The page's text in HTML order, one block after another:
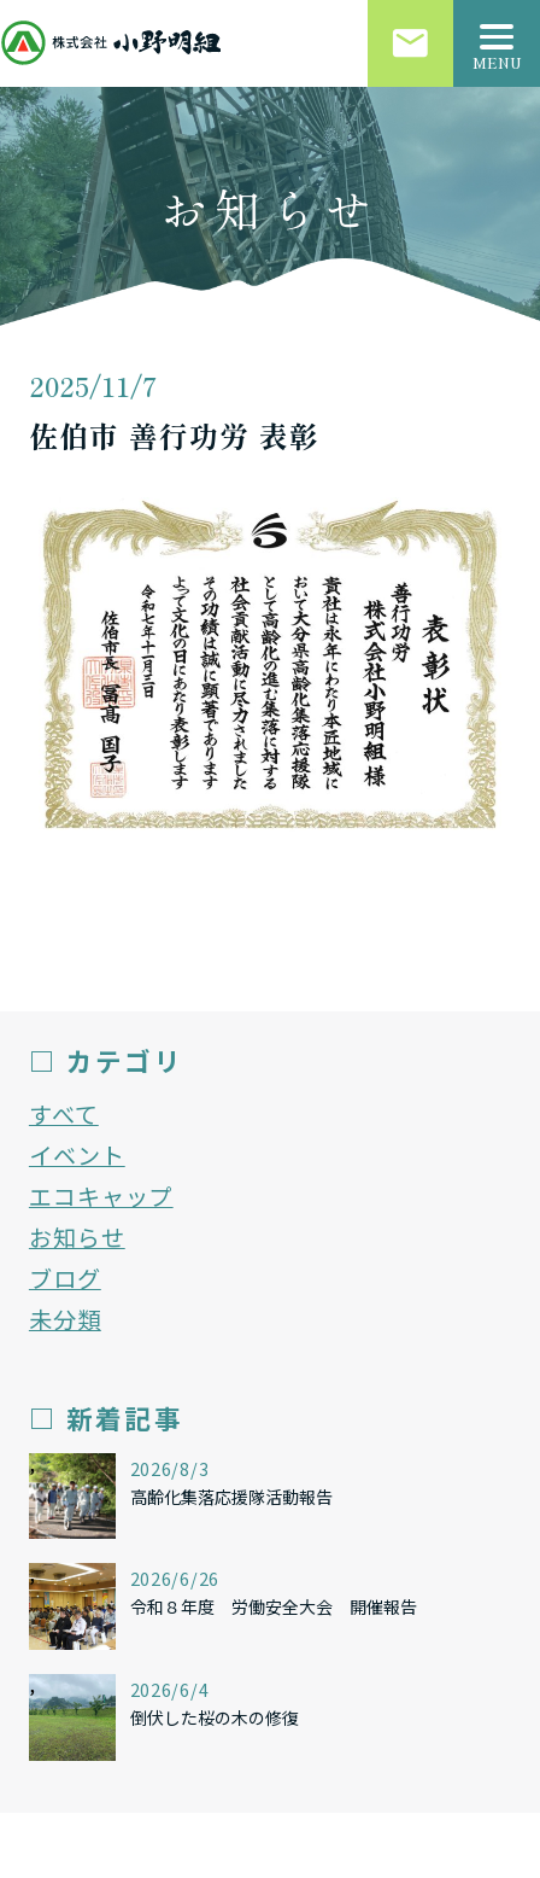
email MENU
お知らせ
2025/11/7
佐伯市 善行功労 表彰
□ カテゴリ
すべて
イベント
エコキャップ
お知らせ
ブログ
未分類
□ 新着記事
, 2026/8/3
高齢化集落応援隊活動報告
, 2026/6/26
令和８年度 労働安全大会 開催報告
, 2026/6/4
倒伏した桜の木の修復